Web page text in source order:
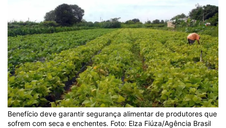
Benefício deve garantir segurança alimentar de produtores que
sofrem com seca e enchentes. Foto: Elza Fiúza/Agência Brasil